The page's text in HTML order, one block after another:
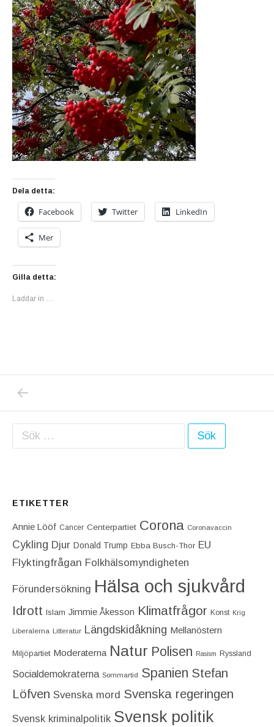
Dela detta:
Facebook Twitter LinkedIn
Mer
Gilla detta:
Laddar in …
Inläggsnavigering
Sök efter:
ETIKETTER
Annie Lööf Cancer Centerpartiet‎ Corona Coronavaccin
Cykling Djur Donald Trump Ebba Busch-Thor EU
Flyktingfrågan Folkhälsomyndigheten
Förundersökning Hälsa och sjukvård
Idrott Islam Jimmie Åkesson Klimatfrågor Konst Krig
Liberalerna Litteratur Längdskidåkning Mellanöstern
Miljöpartiet Moderaterna Natur Polisen Rasism Ryssland
Socialdemokraterna Sommartid Spanien Stefan
Löfven Svenska mord Svenska regeringen
Svensk kriminalpolitik Svensk politik